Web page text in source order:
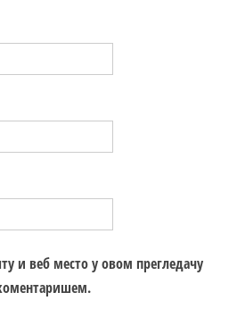
и веб место у овом прегледачу